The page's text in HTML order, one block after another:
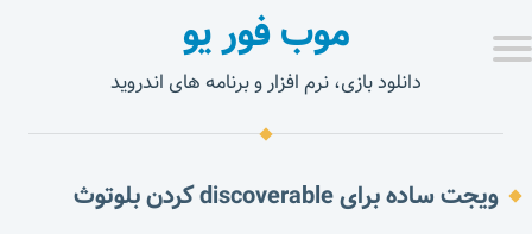
موب فور یو
دانلود بازی، نرم افزار و برنامه های اندروید
ویجت ساده برای discoverable کردن بلوتوث